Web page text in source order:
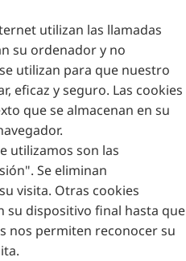
utilizan las llamadas
su ordenador y no
utilizan para que nuestro
eficaz y seguro. Las cookies
que se almacenan en su
utilizamos son las
Se eliminan
visita. Otras cookies
su dispositivo final hasta que
nos permiten reconocer su